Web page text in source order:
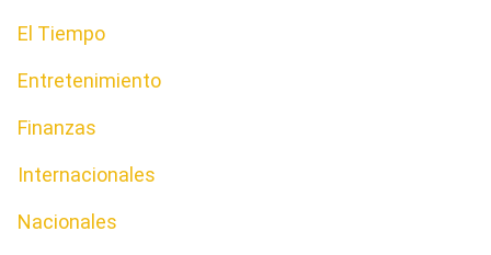
El Tiempo
Entretenimiento
Finanzas
Internacionales
Nacionales